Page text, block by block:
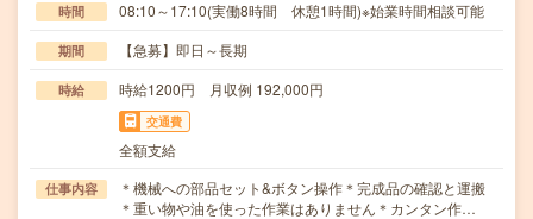
時間 08:10～17:10(実働8時間 休憩1時間)※始業時間相談可能
期間 【急募】即日～長期
時給 時給1200円 月収例 192,000円
交通費
全額支給
仕事内容
＊機械への部品セット&ボタン操作＊完成品の確認と運搬
＊重い物や油を使った作業はありません＊カンタン作…